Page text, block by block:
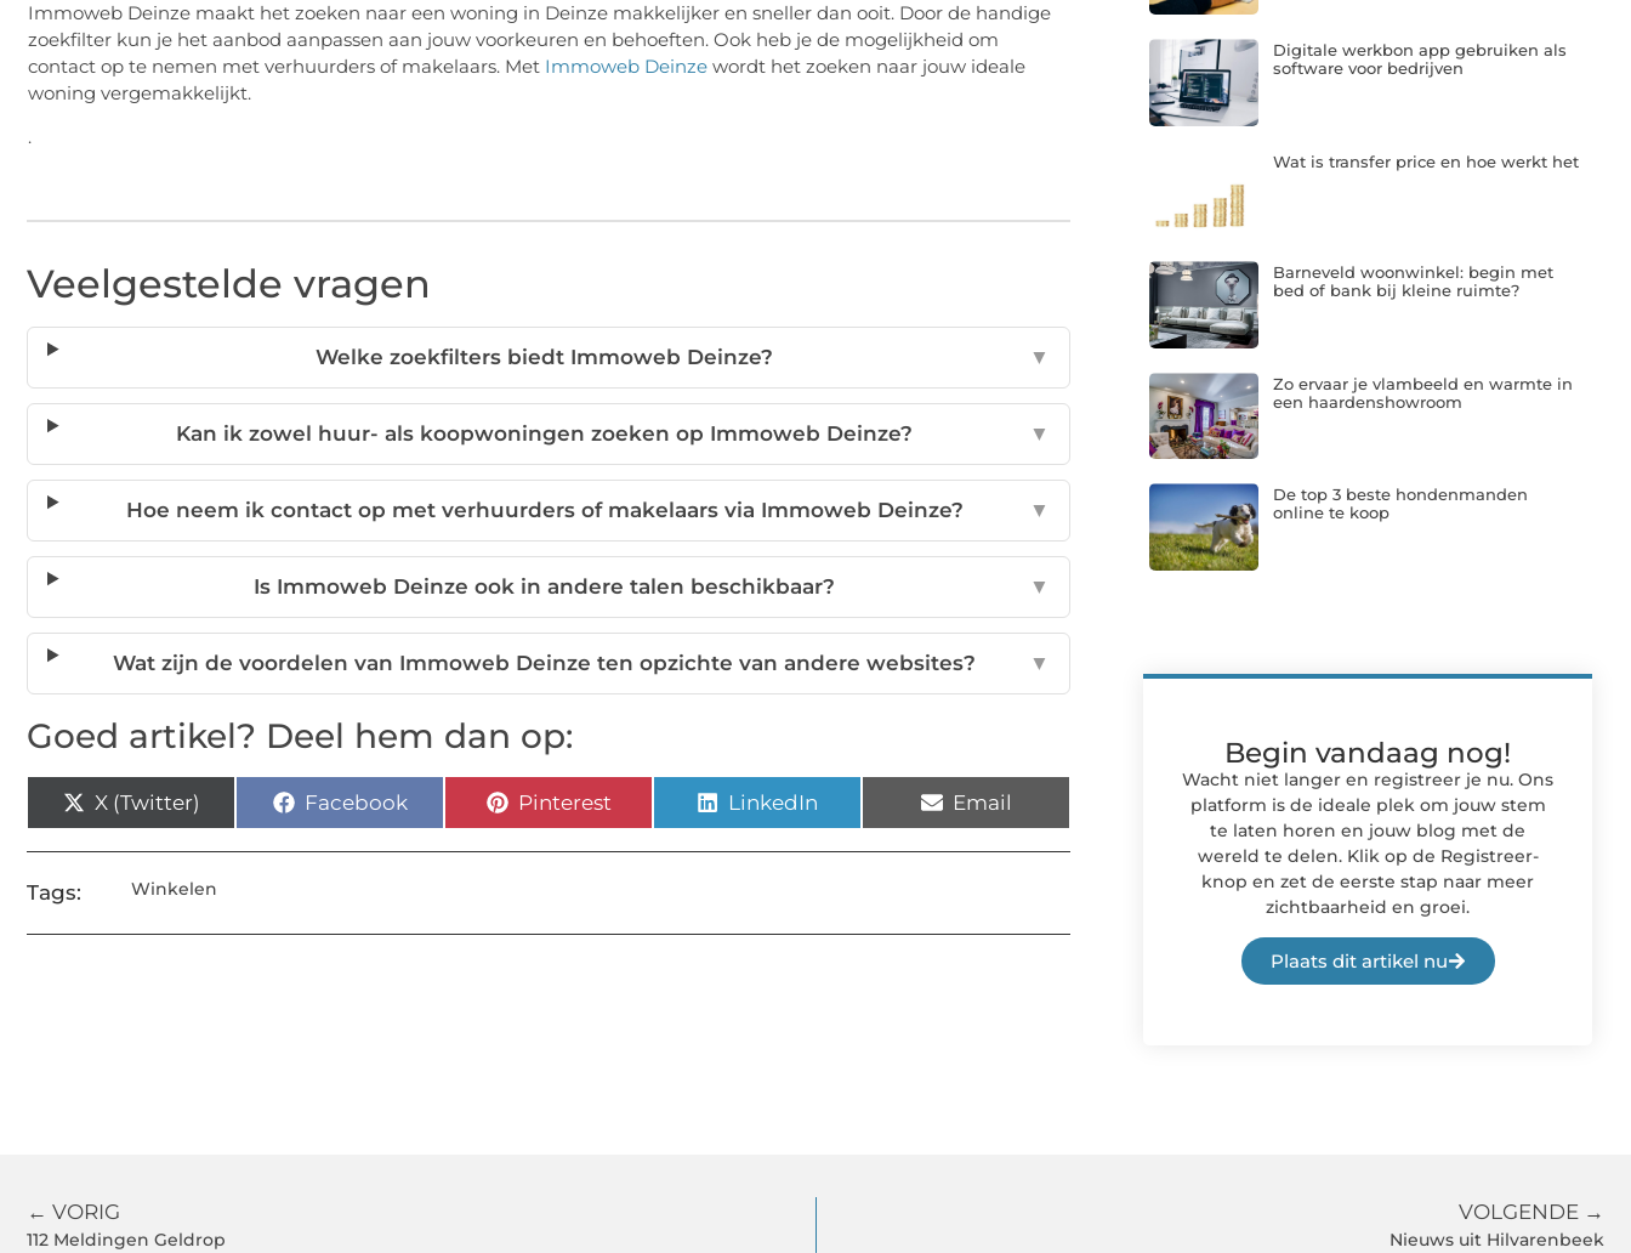
Immoweb Deinze maakt het zoeken naar een woning in Deinze makkelijker en sneller dan ooit. Door de handige
zoekfilter kun je het aanbod aanpassen aan jouw voorkeuren en behoeften. Ook heb je de mogelijkheid om
contact op te nemen met verhuurders of makelaars. Met Immoweb Deinze wordt het zoeken naar jouw ideale
woning vergemakkelijkt.
.
Veelgestelde vragen
Welke zoekfilters biedt Immoweb Deinze? ▼
Kan ik zowel huur- als koopwoningen zoeken op Immoweb Deinze? ▼
Hoe neem ik contact op met verhuurders of makelaars via Immoweb Deinze? ▼
Is Immoweb Deinze ook in andere talen beschikbaar? ▼
Wat zijn de voordelen van Immoweb Deinze ten opzichte van andere websites? ▼
Goed artikel? Deel hem dan op:
X (Twitter) Facebook Pinterest LinkedIn Email
Tags: Winkelen
Digitale werkbon app gebruiken als
software voor bedrijven
Wat is transfer price en hoe werkt het
Barneveld woonwinkel: begin met
bed of bank bij kleine ruimte?
Zo ervaar je vlambeeld en warmte in
een haardenshowroom
De top 3 beste hondenmanden
online te koop
Begin vandaag nog!
Wacht niet langer en registreer je nu. Ons
platform is de ideale plek om jouw stem
te laten horen en jouw blog met de
wereld te delen. Klik op de Registreer-
knop en zet de eerste stap naar meer
zichtbaarheid en groei.
Plaats dit artikel nu
← VORIG
112 Meldingen Geldrop
VOLGENDE →
Nieuws uit Hilvarenbeek